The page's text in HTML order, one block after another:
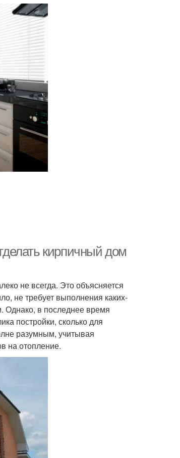
кирпичный дом
не всегда. Это объясняется
не требует выполнения каких-
Однако, в последнее время
постройки, сколько для
разумным, учитывая
на отопление.